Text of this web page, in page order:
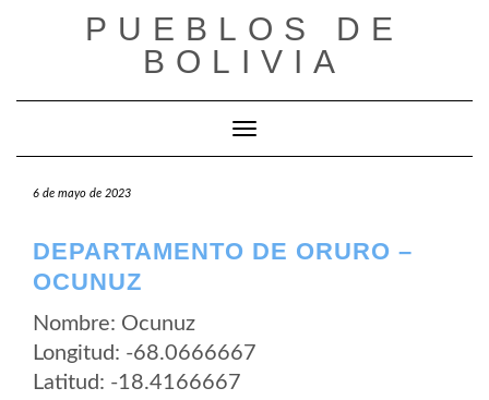
PUEBLOS DE
BOLIVIA
Cambiar modo de navegación
6 de mayo de 2023
DEPARTAMENTO DE ORURO –
OCUNUZ
Nombre: Ocunuz
Longitud: -68.0666667
Latitud: -18.4166667